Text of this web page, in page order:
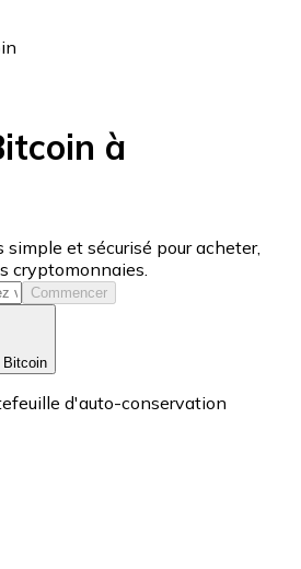
à
simple et sécurisé pour acheter,
cryptomonnaies.
Commencer
Bitcoin
d'auto-conservation